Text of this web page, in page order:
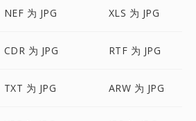
NEF 为 JPG XLS 为 JPG
CDR 为 JPG RTF 为 JPG
TXT 为 JPG ARW 为 JPG